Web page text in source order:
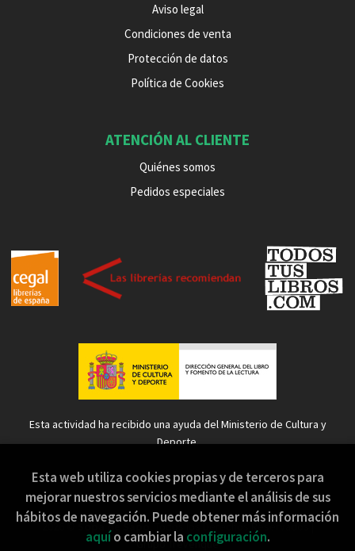
Aviso legal
Condiciones de venta
Protección de datos
Política de Cookies
ATENCIÓN AL CLIENTE
Quiénes somos
Pedidos especiales
Esta actividad ha recibido una ayuda del Ministerio de Cultura y
Deporte.
2026 © Sopa de Sapo . Todos los Derechos Reservados |
Grupo Trevenque
Esta web utiliza cookies propias y de terceros para
mejorar nuestros servicios mediante el análisis de sus
hábitos de navegación. Puede obtener más información
aquío cambiar la configuración.